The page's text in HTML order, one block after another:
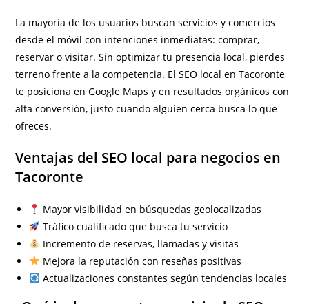
La mayoría de los usuarios buscan servicios y comercios
desde el móvil con intenciones inmediatas: comprar,
reservar o visitar. Sin optimizar tu presencia local, pierdes
terreno frente a la competencia. El SEO local en Tacoronte
te posiciona en Google Maps y en resultados orgánicos con
alta conversión, justo cuando alguien cerca busca lo que
ofreces.
Ventajas del SEO local para negocios en
Tacoronte
Mayor visibilidad en búsquedas geolocalizadas
Tráfico cualificado que busca tu servicio
Incremento de reservas, llamadas y visitas
Mejora la reputación con reseñas positivas
Actualizaciones constantes según tendencias locales